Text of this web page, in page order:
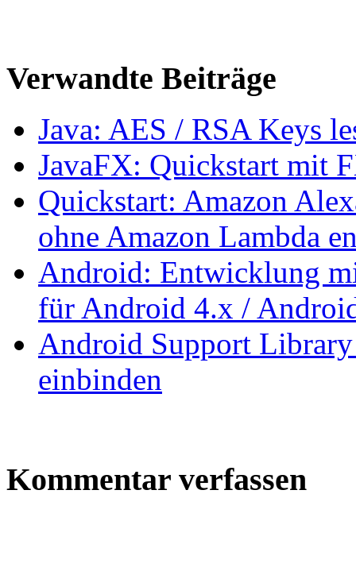
Verwandte Beiträge
Java: AES / RSA Keys
JavaFX: Quickstart mit
Quickstart: Amazon
ohne Amazon Lambda
Android: Entwicklung
für Android 4.x /
Android Support
einbinden
Kommentar verfassen